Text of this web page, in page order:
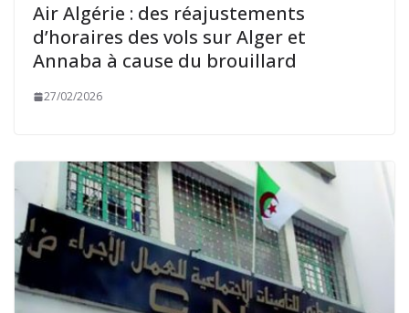
Air Algérie : des réajustements
d’horaires des vols sur Alger et
Annaba à cause du brouillard
27/02/2026